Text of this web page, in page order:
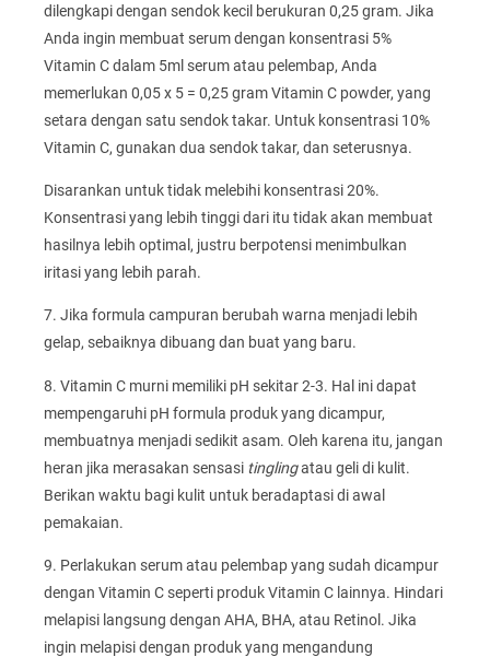
dilengkapi dengan sendok kecil berukuran 0,25 gram. Jika
Anda ingin membuat serum dengan konsentrasi 5%
Vitamin C dalam 5ml serum atau pelembap, Anda
memerlukan 0,05 x 5 = 0,25 gram Vitamin C powder, yang
setara dengan satu sendok takar. Untuk konsentrasi 10%
Vitamin C, gunakan dua sendok takar, dan seterusnya.
Disarankan untuk tidak melebihi konsentrasi 20%.
Konsentrasi yang lebih tinggi dari itu tidak akan membuat
hasilnya lebih optimal, justru berpotensi menimbulkan
iritasi yang lebih parah.
7. Jika formula campuran berubah warna menjadi lebih
gelap, sebaiknya dibuang dan buat yang baru.
8. Vitamin C murni memiliki pH sekitar 2-3. Hal ini dapat
mempengaruhi pH formula produk yang dicampur,
membuatnya menjadi sedikit asam. Oleh karena itu, jangan
heran jika merasakan sensasi tinglingatau geli di kulit.
Berikan waktu bagi kulit untuk beradaptasi di awal
pemakaian.
9. Perlakukan serum atau pelembap yang sudah dicampur
dengan Vitamin C seperti produk Vitamin C lainnya. Hindari
melapisi langsung dengan AHA, BHA, atau Retinol. Jika
ingin melapisi dengan produk yang mengandung